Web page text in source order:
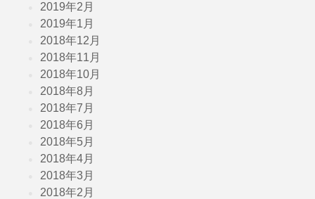
2019年2月
2019年1月
2018年12月
2018年11月
2018年10月
2018年8月
2018年7月
2018年6月
2018年5月
2018年4月
2018年3月
2018年2月